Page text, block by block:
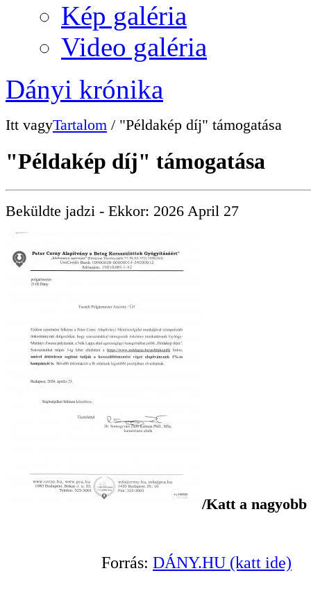
Kép galéria
Video galéria
Dányi krónika
Itt vagyTartalom / "Példakép díj" támogatása
"Példakép díj" támogatása
Beküldte jadzi - Ekkor: 2026 April 27
/Katt a
Forrás: DÁNY.HU (katt ide)